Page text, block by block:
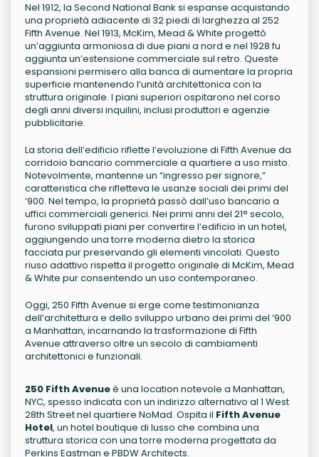
Nel 1912, la Second National Bank si espanse acquistando
una proprietà adiacente di 32 piedi di larghezza al 252
Fifth Avenue. Nel 1913, McKim, Mead & White progettò
un’aggiunta armoniosa di due piani a nord e nel 1928 fu
aggiunta un’estensione commerciale sul retro. Queste
espansioni permisero alla banca di aumentare la propria
superficie mantenendo l’unità architettonica con la
struttura originale. I piani superiori ospitarono nel corso
degli anni diversi inquilini, inclusi produttori e agenzie
pubblicitarie.
La storia dell’edificio riflette l’evoluzione di Fifth Avenue da
corridoio bancario commerciale a quartiere a uso misto.
Notevolmente, mantenne un “ingresso per signore,”
caratteristica che rifletteva le usanze sociali dei primi del
‘900. Nel tempo, la proprietà passò dall’uso bancario a
uffici commerciali generici. Nei primi anni del 21° secolo,
furono sviluppati piani per convertire l’edificio in un hotel,
aggiungendo una torre moderna dietro la storica
facciata pur preservando gli elementi vincolati. Questo
riuso adattivo rispetta il progetto originale di McKim, Mead
& White pur consentendo un uso contemporaneo.
Oggi, 250 Fifth Avenue si erge come testimonianza
dell’architettura e dello sviluppo urbano dei primi del ‘900
a Manhattan, incarnando la trasformazione di Fifth
Avenue attraverso oltre un secolo di cambiamenti
architettonici e funzionali.
250 Fifth Avenueè una location notevole a Manhattan,
NYC, spesso indicata con un indirizzo alternativo al 1 West
28th Street nel quartiere NoMad. Ospita il Fifth Avenue
Hotel, un hotel boutique di lusso che combina una
struttura storica con una torre moderna progettata da
Perkins Eastman e PBDW Architects.